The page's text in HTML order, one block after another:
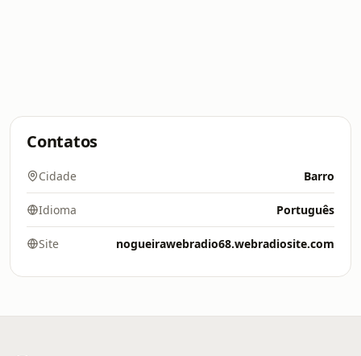
Contatos
Cidade Barro
Idioma Português
Site nogueirawebradio68.webradiosite.com